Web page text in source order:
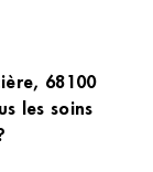
68100
les soins